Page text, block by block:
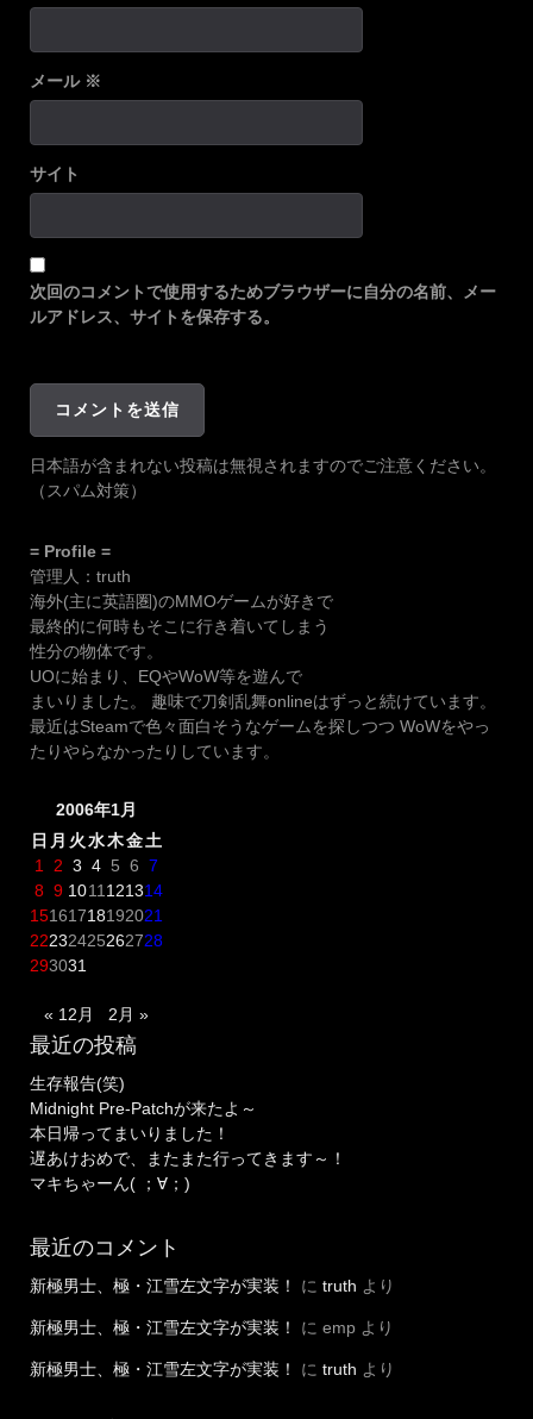
メール ※
サイト
次回のコメントで使用するためブラウザーに自分の名前、メー
ルアドレス、サイトを保存する。
日本語が含まれない投稿は無視されますのでご注意ください。
（スパム対策）
= Profile =
管理人：truth
海外(主に英語圏)のMMOゲームが好きで
最終的に何時もそこに行き着いてしまう
性分の物体です。
UOに始まり、EQやWoW等を遊んで
まいりました。 趣味で刀剣乱舞onlineはずっと続けています。
最近はSteamで色々面白そうなゲームを探しつつ WoWをやっ
たりやらなかったりしています。
2006年1月
日 月 火水木金土
1 2 3 4 5 6 7
8 9 1011121314
15161718192021
22232425262728
293031
« 12月 2月 »
最近の投稿
生存報告(笑)
Midnight Pre-Patchが来たよ～
本日帰ってまいりました！
遅あけおめで、またまた行ってきます～！
マキちゃーん( ；∀；)
最近のコメント
新極男士、極・江雪左文字が実装！ に truth より
新極男士、極・江雪左文字が実装！ に emp より
新極男士、極・江雪左文字が実装！ に truth より